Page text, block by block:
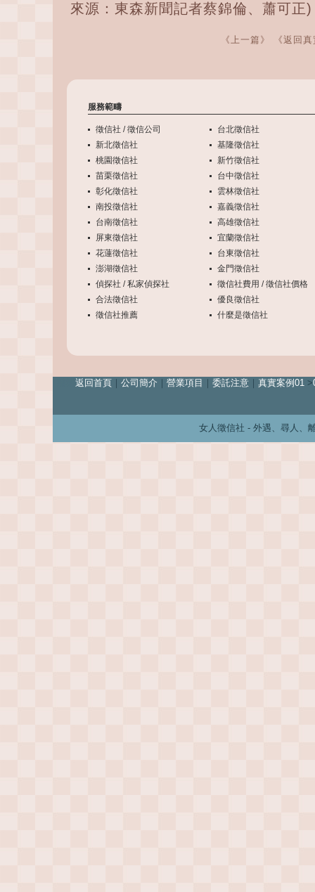
來源：東森新聞記者蔡錦倫、蕭可正)
《上一篇》 《返回
服務範疇
徵信社 / 徵信公司
台北徵信社
新北徵信社
基隆徵信社
桃園徵信社
新竹徵信社
苗栗徵信社
台中徵信社
彰化徵信社
雲林徵信社
南投徵信社
嘉義徵信社
台南徵信社
高雄徵信社
屏東徵信社
宜蘭徵信社
花蓮徵信社
台東徵信社
澎湖徵信社
金門徵信社
偵探社 / 私家偵探社
徵信社費用 / 徵信社價格
合法徵信社
優良徵信社
徵信社推薦
什麼是徵信社
返回首頁｜ 公司簡介 營業項目 委託注意｜ 真實案例01>
女人徵信社 - 外遇、尋人、